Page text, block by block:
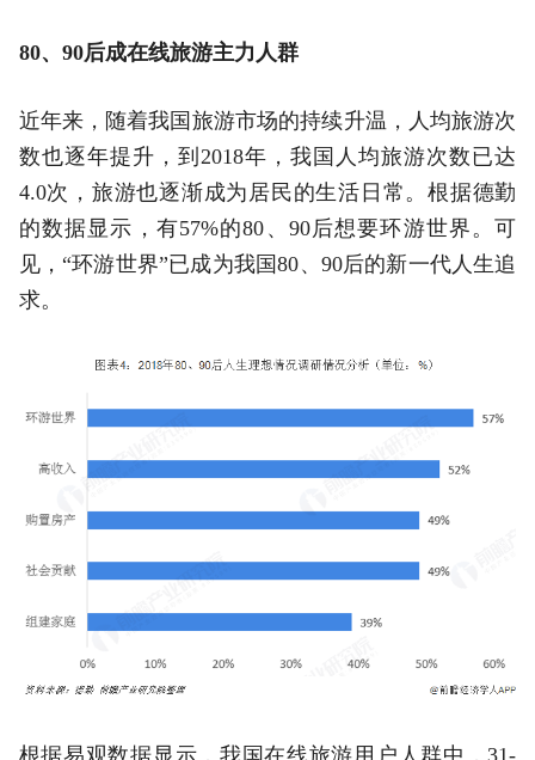
80、90后成在线旅游主力人群
近年来，随着我国旅游市场的持续升温，人均旅游次
数也逐年提升，到2018年，我国人均旅游次数已达
4.0次，旅游也逐渐成为居民的生活日常。根据德勤
的数据显示，有57%的80、90后想要环游世界。可
见，“环游世界”已成为我国80、90后的新一代人生追
求。